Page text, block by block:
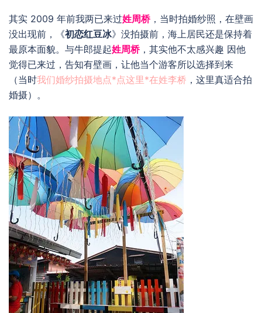
其实 2009 年前我两已来过姓周桥，当时拍婚纱照，在壁画
没出现前，《初恋红豆冰》没拍摄前，海上居民还是保持着
最原本面貌。与牛郎提起姓周桥，其实他不太感兴趣 因他
觉得已来过，告知有壁画，让他当个游客所以选择到来
（当时我们婚纱拍摄地点*点这里*在姓李桥 ，这里真适合拍
婚摄）。